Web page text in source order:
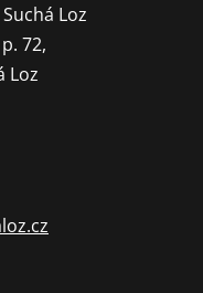
Loz
72,
Loz